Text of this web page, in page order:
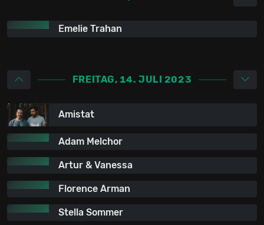
Emelie Trahan
FREITAG, 14. JULI 2023
Amistat
Adam Melchor
Artur & Vanessa
Florence Arman
Stella Sommer